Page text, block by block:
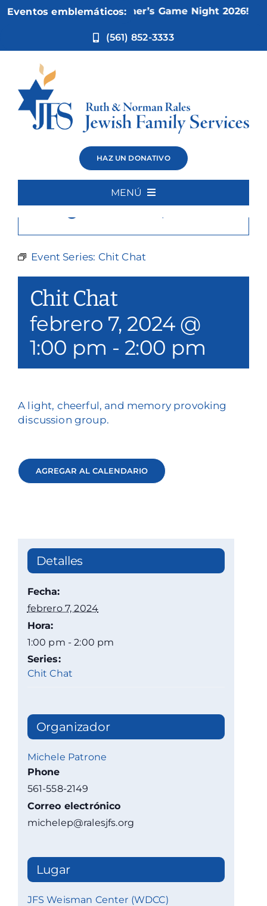
Eventos emblemáticos:
Nov 5:Not Your Mother’s Game Night 2026!
(561) 852-3333
HAZ UN DONATIVO
MENÚ
Quiénes somos
Filantropía y voluntariado
Póngase en contacto con
Buscar en
Chit Chat
Event Series: Chit Chat
Chit Chat
febrero 7, 2024 @
1:00 pm - 2:00 pm
A light, cheerful, and memory provoking
discussion group.
AGREGAR AL CALENDARIO
Detalles
Fecha:
febrero 7, 2024
Hora:
1:00 pm - 2:00 pm
Series:
Chit Chat
Organizador
Michele Patrone
Phone
561-558-2149
Correo electrónico
michelep@ralesjfs.org
Lugar
JFS Weisman Center (WDCC)